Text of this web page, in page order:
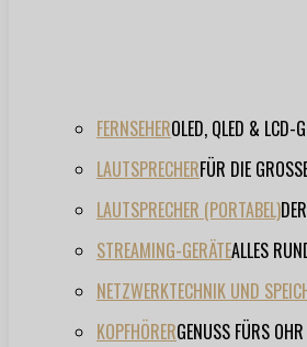
FERNSEHEROLED, QLED & LCD-
LAUTSPRECHERFÜR DIE
LAUTSPRECHER (PORTABEL)
STREAMING-GERÄTEALLES
NETZWERKTECHNIK UND
KOPFHÖRERGENUSS FÜRS OHR